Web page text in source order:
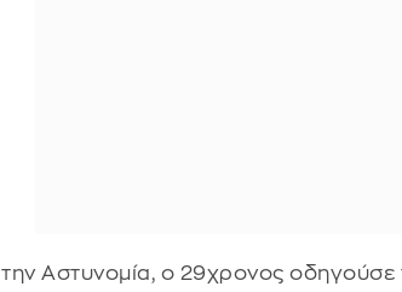
Αστυνομία, ο 29χρονος οδηγούσε